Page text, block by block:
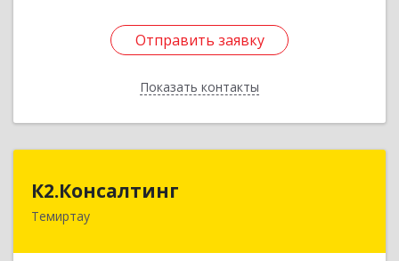
Отправить заявку
Показать контакты
Отправить заявку
Назад
К2.Консалтинг
Темиртау
Республика Казахстан, г.Темиртау, 7мкр, дом 9,